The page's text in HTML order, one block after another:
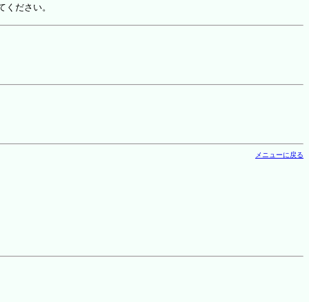
ださい。
メニューに戻る